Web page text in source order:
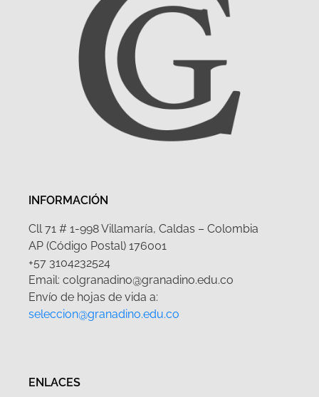
INFORMACIÓN
Cll 71 # 1-998 Villamaría, Caldas – Colombia
AP (Código Postal) 176001
+57 3104232524
Email: colgranadino@granadino.edu.co
Envío de hojas de vida a:
seleccion@granadino.edu.co
ENLACES